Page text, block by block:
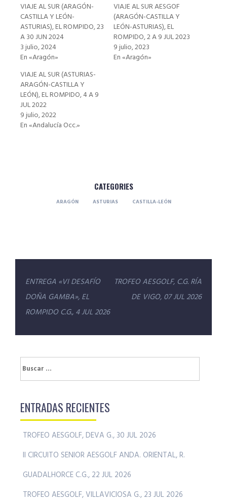
VIAJE AL SUR (ARAGÓN-
CASTILLA Y LEÓN-
ASTURIAS), EL ROMPIDO, 23
A 30 JUN 2024
3 julio, 2024
En «Aragón»
VIAJE AL SUR AESGOF
(ARAGÓN-CASTILLA Y
LEÓN-ASTURIAS), EL
ROMPIDO, 2 A 9 JUL 2023
9 julio, 2023
En «Aragón»
VIAJE AL SUR (ASTURIAS-
ARAGÓN-CASTILLA Y
LEÓN), EL ROMPIDO, 4 A 9
JUL 2022
9 julio, 2022
En «Andalucía Occ.»
CATEGORIES
ARAGÓN ASTURIAS CASTILLA-LEÓN
Navegación
de
entradas
ENTREGA «VI DESAFÍO
DOÑA GAMBA», EL
ROMPIDO C.G., 4 JUL 2026
TROFEO AESGOLF, C.G. RÍA
DE VIGO, 07 JUL 2026
Buscar:
ENTRADAS RECIENTES
TROFEO AESGOLF, DEVA G., 30 JUL 2026
II CIRCUITO SENIOR AESGOLF ANDA. ORIENTAL, R.
GUADALHORCE C.G., 22 JUL 2026
TROFEO AESGOLF, VILLAVICIOSA G., 23 JUL 2026